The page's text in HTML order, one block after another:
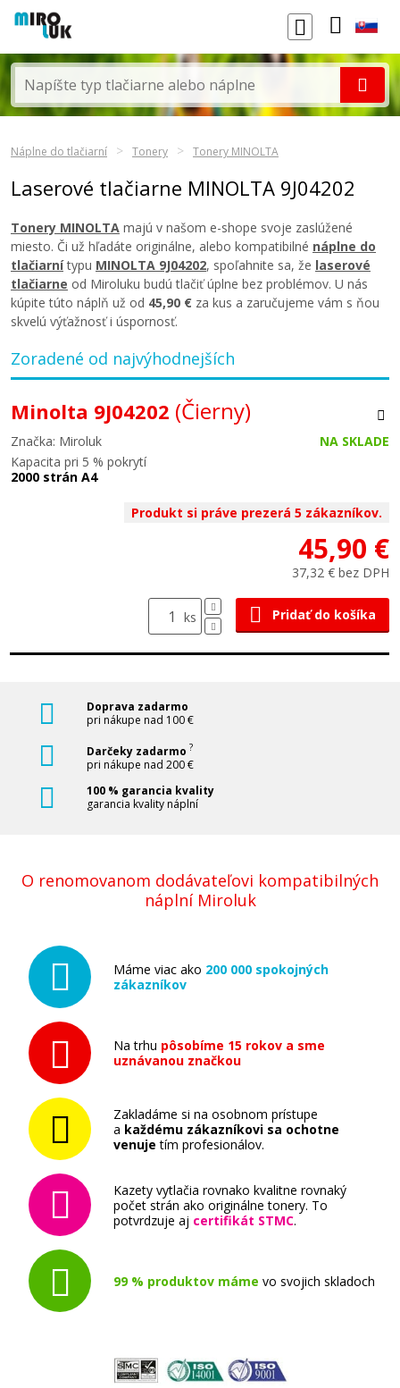
Náplne do tlačiarní Tonery Tonery MINOLTA
Laserové tlačiarne MINOLTA 9J04202
Tonery MINOLTA majú v našom e-shope svoje zaslúžené
miesto. Či už hľadáte originálne, alebo kompatibilné náplne do
tlačiarnítypu MINOLTA 9J04202, spoľahnite sa, že laserové
tlačiarne od Miroluku budú tlačiť úplne bez problémov. U nás
kúpite túto náplň už od 45,90 € za kus a zaručujeme vám s ňou
skvelú výťažnosť i úspornosť.
Zoradené od najvýhodnejších
Minolta 9J04202 (Čierny)
Značka: Miroluk
NA SKLADE
Kapacita pri 5 % pokrytí
2000 strán A4
Produkt si práve prezerá 5 zákazníkov.
45,90 €
37,32 € bez DPH
ks Pridať do košíka
Doprava zadarmo
pri nákupe nad 100 €
Darčeky zadarmo ?
pri nákupe nad 200 €
100 % garancia kvality
garancia kvality náplní
O renomovanom dodávateľovi kompatibilných
náplní Miroluk
Máme viac ako 200 000 spokojných
zákazníkov
Na trhu pôsobíme 15 rokov a sme
uznávanou značkou
Zakladáme si na osobnom prístupe
a každému zákazníkovi sa ochotne
venuje tím profesionálov.
Kazety vytlačia rovnako kvalitne rovnaký
počet strán ako originálne tonery. To
potvrdzuje aj certifikát STMC.
99 % produktov máme vo svojich skladoch